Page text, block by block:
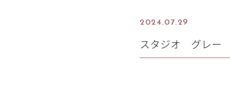
2024.07.29
スタジオ グレー